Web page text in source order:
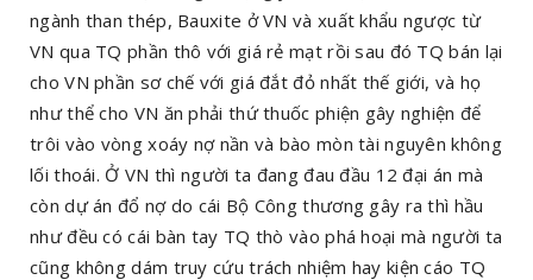
ngành than thép, Bauxite ở VN và xuất khẩu ngược từ
VN qua TQ phần thô với giá rẻ mạt rồi sau đó TQ bán lại
cho VN phần sơ chế với giá đắt đỏ nhất thế giới, và họ
như thể cho VN ăn phải thứ thuốc phiện gây nghiện để
trôi vào vòng xoáy nợ nần và bào mòn tài nguyên không
lối thoái. Ở VN thì người ta đang đau đầu 12 đại án mà
còn dự án đổ nợ do cái Bộ Công thương gây ra thì hầu
như đều có cái bàn tay TQ thò vào phá hoại mà người ta
cũng không dám truy cứu trách nhiệm hay kiện cáo TQ